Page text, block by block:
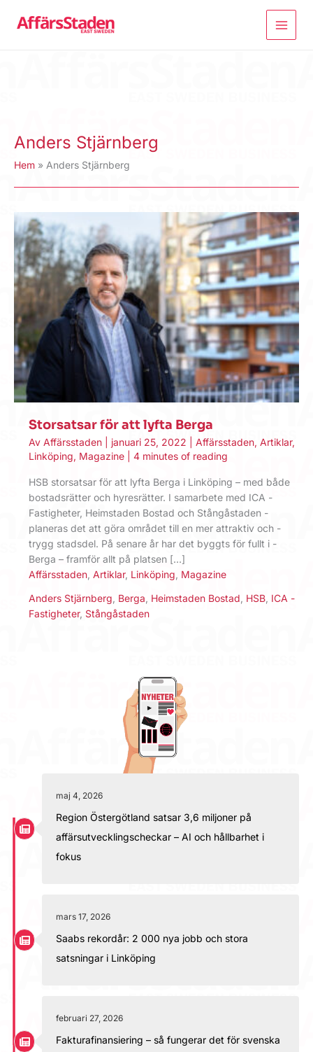
Anders Stjärnberg
Hem Anders Stjärnberg
Storsatsar för att lyfta Berga
Av Affärsstaden januari 25, 2022 Affärsstaden, Artiklar,
Linköping, Magazine 4 minutes of reading
HSB storsatsar för att lyfta Berga i Linköping – med både
bostadsrätter och hyresrätter. I samarbete med ICA ­
Fastigheter, Heimstaden ­Bostad och Stångåstaden ­
planeras det att göra området till en mer attraktiv och ­
trygg stadsdel. På senare år har det byggts för fullt i -
Berga – framför allt på platsen […]
Affärsstaden Artiklar, Linköping Magazine
Anders Stjärnberg Berga Heimstaden Bostad HSB ICA ­
Fastigheter, Stångåstaden
maj 4, 2026
Region Östergötland satsar 3,6 miljoner på
affärsutvecklingscheckar – AI och hållbarhet i
fokus
mars 17, 2026
Saabs rekordår: 2 000 nya jobb och stora
satsningar i Linköping
februari 27, 2026
Fakturafinansiering – så fungerar det för svenska